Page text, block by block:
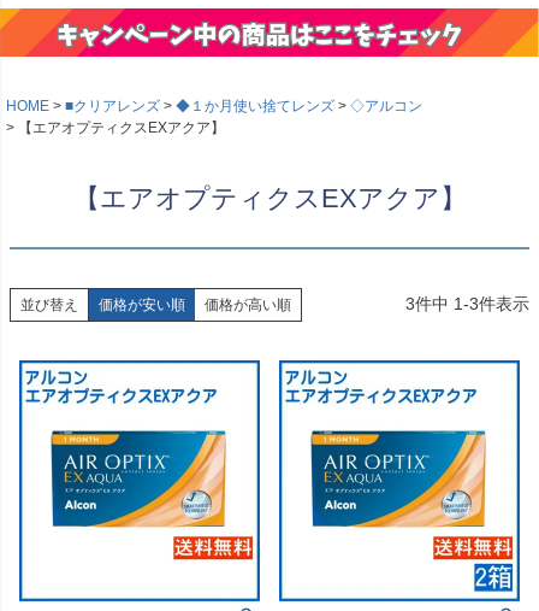
HOME ■クリアレンズ ◆１か月使い捨てレンズ
◇アルコン
【エアオプティクスEXアクア】
【エアオプティクスEXアクア】
並び替え 価格が安い順 価格が高い順 3件中 1-3件表示